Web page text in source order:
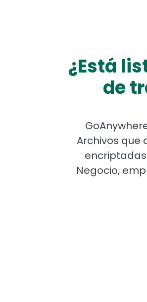
¿Está
de
Archivos que
Negocio,